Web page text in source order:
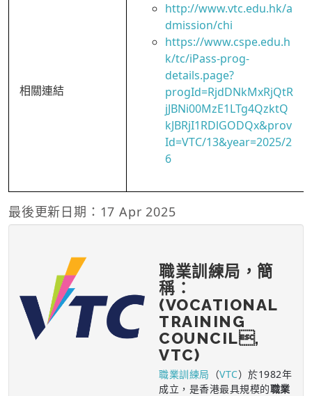
相關連結
http://www.vtc.edu.hk/a
dmission/chi
https://www.cspe.edu.h
k/tc/iPass-prog-
details.page?
progId=RjdDNkMxRjQtR
jJBNi00MzE1LTg4QzktQ
kJBRjI1RDlGODQx&prov
Id=VTC/13&year=2025/2
6
最後更新日期：17 Apr 2025
職業訓練局，簡
稱：
(VOCATIONAL
TRAINING
COUNCIL,
VTC)
職業訓練局 （VTC）於1982年
成立，是香港最具規模的職業